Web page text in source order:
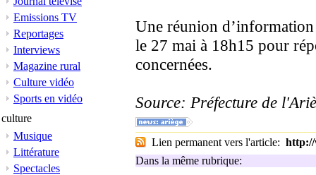
Emissions TV
Reportages
Interviews
Magazine rural
Culture vidéo
Sports en vidéo
culture
Musique
Littérature
Spectacles
Une réunion
le 27 mai à 18h15 pour
concernées.
Source: Préfecture de
Lien permanent vers l'article: http://
Dans la même rubrique: